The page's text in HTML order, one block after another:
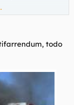
llorando por que a
a multar si se
por estar en
de plantas como Nissan
de
fábricas y que los
todo